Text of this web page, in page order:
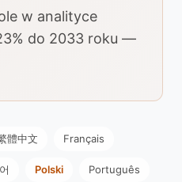
w analityce
do 2033 roku —
體中文 Français
Polski Português